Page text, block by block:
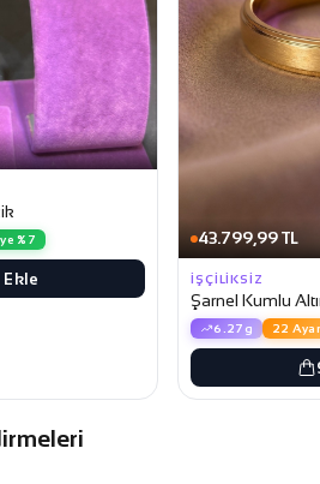
%7 43.799,99 TL
İŞÇILIKSIZ
Şarnel Kumlu
6.27g 22 Ayar